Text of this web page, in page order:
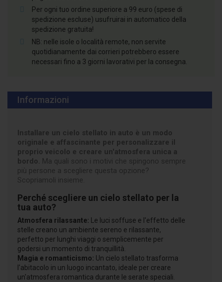
Per ogni tuo ordine superiore a 99 euro (spese di
spedizione escluse) usufruirai in automatico della
spedizione gratuita!
NB: nelle isole o località remote, non servite
quotidianamente dai corrieri potrebbero essere
necessari fino a 3 giorni lavorativi per la consegna.
Informazioni
Installare un cielo stellato in auto è un modo
originale e affascinante per personalizzare il
proprio veicolo e creare un'atmosfera unica a
bordo. Ma quali sono i motivi che spingono sempre
più persone a scegliere questa opzione?
Scopriamoli insieme.
Perché scegliere un cielo stellato per la
tua auto?
Atmosfera rilassante: Le luci soffuse e l'effetto delle
stelle creano un ambiente sereno e rilassante,
perfetto per lunghi viaggi o semplicemente per
godersi un momento di tranquillità.
Magia e romanticismo: Un cielo stellato trasforma
l'abitacolo in un luogo incantato, ideale per creare
un'atmosfera romantica durante le serate speciali.